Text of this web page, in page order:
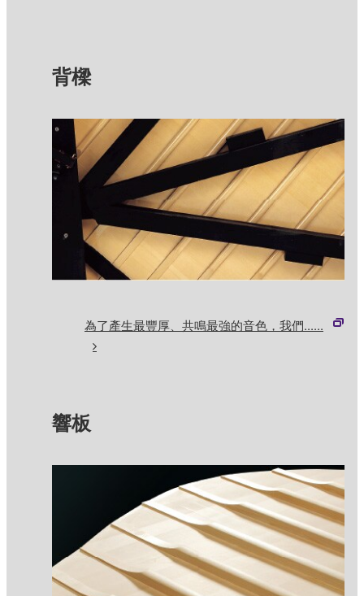
背樑
為了產生最豐厚、共鳴最強的音色，我們......
響板